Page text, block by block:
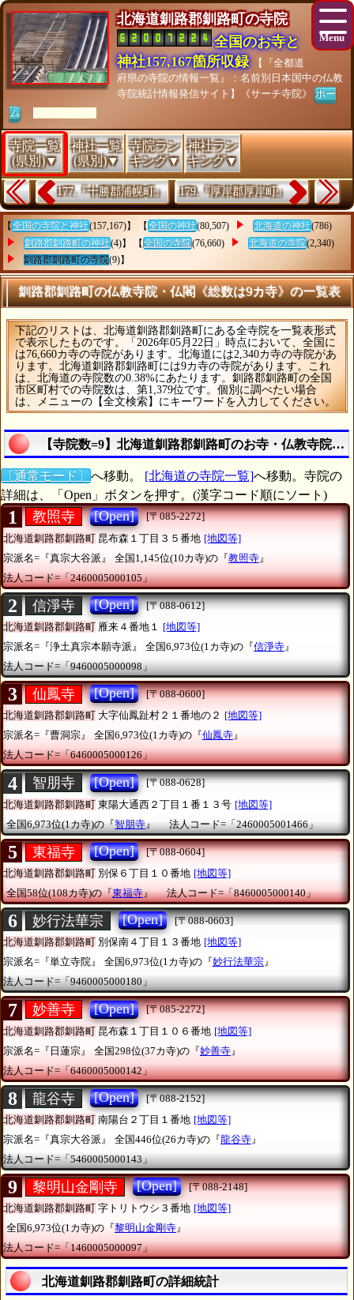
北海道釧路郡釧路町の寺院
全国のお寺と
神社157,167箇所収録
【『全都道
府県の寺院の情報一覧』：名前別日本国中の仏教
寺院統計情報発信サイト】《サーチ寺院》ホー
ム
[As of 26/07/28]
寺院一覧
(県別)▼
神社一覧
(県別)▼
寺院ラン
キング▼
神社ラン
キング▼
177.『十勝郡浦幌町』 179.『厚岸郡厚岸町』
【 全国の寺院と神社(157,167)】 【 全国の神社(80,507) 北海道の神社(786)
釧路郡釧路町の神社(4)】 【 全国の寺院(76,660) 北海道の寺院(2,340)
釧路郡釧路町の寺院(9)】
釧路郡釧路町の仏教寺院・仏閣《総数は9カ寺》の一覧表
下記のリストは、北海道釧路郡釧路町にある全寺院を一覧表形式
で表示したものです。「2026年05月22日」時点において、全国に
は76,660カ寺の寺院があります。北海道には2,340カ寺の寺院があ
ります。北海道釧路郡釧路町には9カ寺の寺院があります。これ
は、北海道の寺院数の0.38%にあたります。釧路郡釧路町の全国
市区町村での寺院数は、第1,379位です。個別に調べたい場合
は、メニューの【全文検索】にキーワードを入力してください。
【寺院数=9】北海道釧路郡釧路町のお寺・仏教寺院《
〔通常モード〕 へ移動。 [北海道の寺院一覧]へ移動。寺院の
詳細は、「Open」ボタンを押す。(漢字コード順にソート)
1 教照寺 [Open]
[〒085-2272]
北海道釧路郡釧路町 昆布森１丁目３５番地 [地図等]
宗派名=『真宗大谷派』
全国1,145位(10カ寺)の『教照寺 』
法人コード=「2460005000105」
2 信淨寺 [Open]
[〒088-0612]
北海道釧路郡釧路町 雁来４番地１ [地図等]
宗派名=『浄土真宗本願寺派』
全国6,973位(1カ寺)の『信淨寺』
法人コード=「9460005000098」
3 仙鳳寺 [Open]
[〒088-0600]
北海道釧路郡釧路町 大字仙鳳趾村２１番地の２ [地図等]
宗派名=『曹洞宗』
全国6,973位(1カ寺)の『仙鳳寺』
法人コード=「6460005000126」
4 智朋寺 [Open]
[〒088-0628]
北海道釧路郡釧路町 東陽大通西２丁目１番１３号 [地図等]
全国6,973位(1カ寺)の『智朋寺』 法人コード=「2460005001466」
5 東福寺 [Open]
[〒088-0604]
北海道釧路郡釧路町 別保６丁目１０番地 [地図等]
全国58位(108カ寺)の『東福寺』 法人コード=「8460005000140」
6 妙行法華宗 [Open]
[〒088-0603]
北海道釧路郡釧路町 別保南４丁目１３番地 [地図等]
宗派名=『単立寺院』
全国6,973位(1カ寺)の『妙行法華宗』
法人コード=「9460005000180」
7 妙善寺 [Open]
[〒085-2272]
北海道釧路郡釧路町 昆布森１丁目１０６番地 [地図等]
宗派名=『日蓮宗』
全国298位(37カ寺)の『妙善寺 』
法人コード=「6460005000142」
8 龍谷寺 [Open]
[〒088-2152]
北海道釧路郡釧路町 南陽台２丁目１番地 [地図等]
宗派名=『真宗大谷派』
全国446位(26カ寺)の『龍谷寺』
法人コード=「5460005000143」
9 黎明山金剛寺 [Open]
[〒088-2148]
北海道釧路郡釧路町 字トリトウシ３番地 [地図等]
全国6,973位(1カ寺)の『黎明山金剛寺』
法人コード=「1460005000097」
北海道釧路郡釧路町の詳細統計